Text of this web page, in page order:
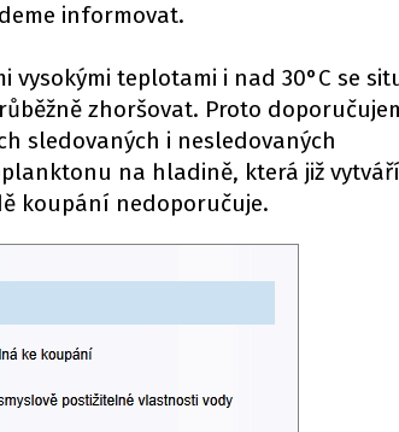
informovat.
teplotami i nad 30°C se
zhoršovat. Proto
sledovaných i nesledovaných
na hladině, která již vytváří
koupání nedoporučuje.